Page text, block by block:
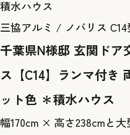
積水ハウス
三協アルミ / ノバリス
千葉県N様邸 玄関ドア
ス【C14】ランマ付き
ット色 ＊積水ハウス
幅170cm × 高さ238cmと